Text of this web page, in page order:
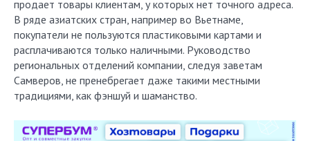
продает товары клиентам, у которых нет точного адреса.
В ряде азиатских стран, например во Вьетнаме,
покупатели не пользуются пластиковыми картами и
расплачиваются только наличными. Руководство
региональных отделений компании, следуя заветам
Самверов, не пренебрегает даже такими местными
традициями, как фэншуй и шаманство.